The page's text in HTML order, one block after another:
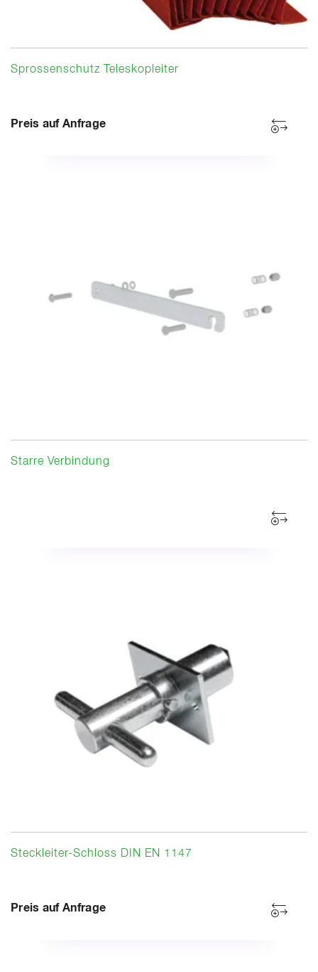
Sprossenschutz Teleskopleiter
Preis auf Anfrage
Starre Verbindung
Steckleiter-Schloss DIN EN 1147
Preis auf Anfrage